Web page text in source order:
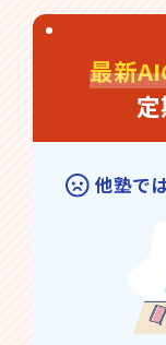
最新
他塾で